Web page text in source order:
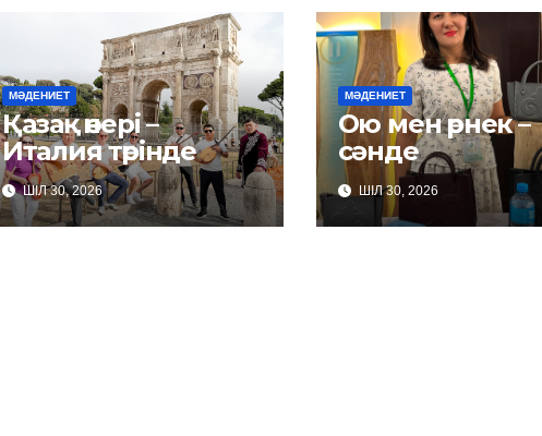
МӘДЕНИЕТ
Қазақ өнері –
Италия төрінде
ШІЛ 30, 2026
МӘДЕНИЕТ
Ою мен өрнек –
сәнде
ШІЛ 30, 2026